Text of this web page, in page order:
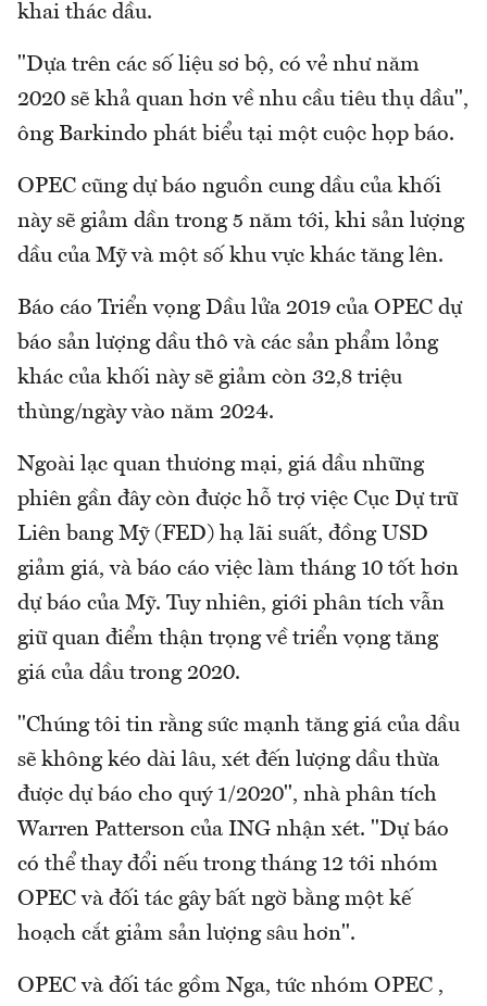
khai thác dầu.
"Dựa trên các số liệu sơ bộ, có vẻ như năm
2020 sẽ khả quan hơn về nhu cầu tiêu thụ dầu",
ông Barkindo phát biểu tại một cuộc họp báo.
OPEC cũng dự báo nguồn cung dầu của khối
này sẽ giảm dần trong 5 năm tới, khi sản lượng
dầu của Mỹ và một số khu vực khác tăng lên.
Báo cáo Triển vọng Dầu lửa 2019 của OPEC dự
báo sản lượng dầu thô và các sản phẩm lỏng
khác của khối này sẽ giảm còn 32,8 triệu
thùng/ngày vào năm 2024.
Ngoài lạc quan thương mại, giá dầu những
phiên gần đây còn được hỗ trợ việc Cục Dự trữ
Liên bang Mỹ (FED) hạ lãi suất, đồng USD
giảm giá, và báo cáo việc làm tháng 10 tốt hơn
dự báo của Mỹ. Tuy nhiên, giới phân tích vẫn
giữ quan điểm thận trọng về triển vọng tăng
giá của dầu trong 2020.
"Chúng tôi tin rằng sức mạnh tăng giá của dầu
sẽ không kéo dài lâu, xét đến lượng dầu thừa
được dự báo cho quý 1/2020", nhà phân tích
Warren Patterson của ING nhận xét. "Dự báo
có thể thay đổi nếu trong tháng 12 tới nhóm
OPEC và đối tác gây bất ngờ bằng một kế
hoạch cắt giảm sản lượng sâu hơn".
OPEC và đối tác gồm Nga, tức nhóm OPEC ,